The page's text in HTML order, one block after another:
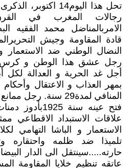
تحل هذا اليوم14
رجالات المغرب في
قادة المقاومة وجيش
النضال الوطني ضد
رجل عشق هذا الوطن و كرس
أجل غد الحرية و العدالة لكل
بمهر العذاب و الاعتقال
المنافي لمدة29 سنة. رجل ممانع ابن أب ممانع.
فتح عينه سنة
علاقات الاستبداد الاقطاعي
الاستعمار و الباشا التهامي
تلميذا ضد ظلمه واحتقاره
حارته.....سينتقل الى الدار
عاتقه تنظيم خلايا المقاومة